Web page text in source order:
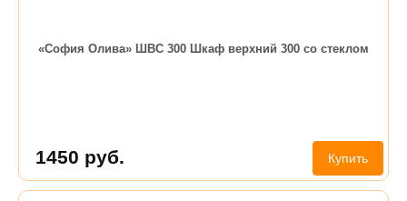
«София Олива» ШВС 300 Шкаф верхний 300 со стеклом
1450 руб. Купить